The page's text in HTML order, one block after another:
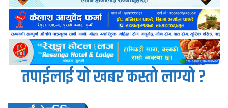
तपाईलाई यो खबर कस्तो लाग्यो ?